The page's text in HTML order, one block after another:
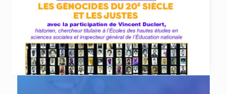
20 avril 2026
Commémorations du 111ème anniversaire du
génocide des Arméniens de 1915 au Raincy, à
Sevran et Livry-Gargan
LE RAINCY Samedi 25 avril à 11h au